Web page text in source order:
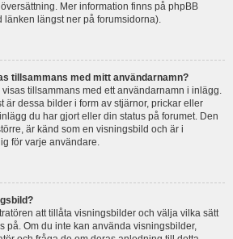
Mer information finns på phpBB
länken längst ner på forumsidorna).
tillsammans med mitt användarnamn?
tillsammans med ett användarnamn i inlägg.
är dessa bilder i form av stjärnor, prickar eller
du har gjort eller din status på forumet. Den
är känd som en visningsbild och är i
för varje användare.
att tillåta visningsbilder och välja vilka sätt
på. Om du inte kan använda visningsbilder,